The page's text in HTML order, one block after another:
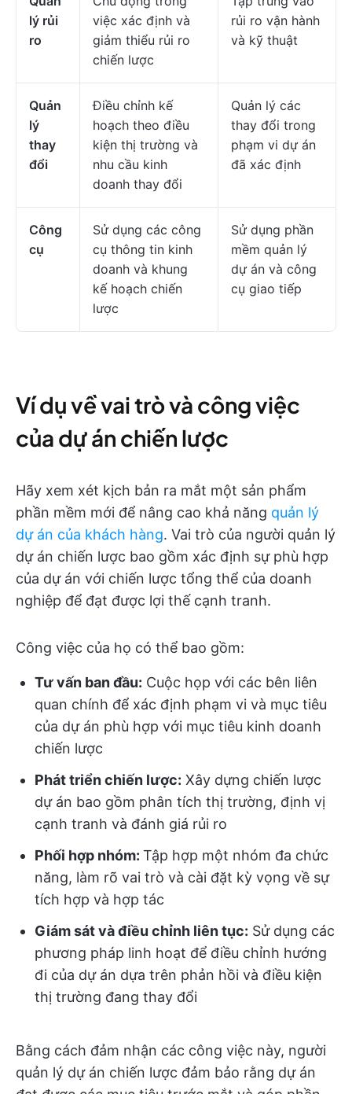
lý rủi
ro
việc xác định và
giảm thiểu rủi ro
chiến lược
rủi ro vận hành
và kỹ thuật
Quản
lý
thay
đổi
Điều chỉnh kế
hoạch theo điều
kiện thị trường và
nhu cầu kinh
doanh thay đổi
Quản lý các
thay đổi trong
phạm vi dự án
đã xác định
Công
cụ
Sử dụng các công
cụ thông tin kinh
doanh và khung
kế hoạch chiến
lược
Sử dụng phần
mềm quản lý
dự án và công
cụ giao tiếp
Ví dụ về vai trò và công việc
của dự án chiến lược
Hãy xem xét kịch bản ra mắt một sản phẩm
phần mềm mới để nâng cao khả năng quản lý
dự án của khách hàng. Vai trò của người quản lý
dự án chiến lược bao gồm xác định sự phù hợp
của dự án với chiến lược tổng thể của doanh
nghiệp để đạt được lợi thế cạnh tranh.
Công việc của họ có thể bao gồm:
Tư vấn ban đầu: Cuộc họp với các bên liên
quan chính để xác định phạm vi và mục tiêu
của dự án phù hợp với mục tiêu kinh doanh
chiến lược
Phát triển chiến lược: Xây dựng chiến lược
dự án bao gồm phân tích thị trường, định vị
cạnh tranh và đánh giá rủi ro
Phối hợp nhóm: Tập hợp một nhóm đa chức
năng, làm rõ vai trò và cài đặt kỳ vọng về sự
tích hợp và hợp tác
Giám sát và điều chỉnh liên tục: Sử dụng các
phương pháp linh hoạt để điều chỉnh hướng
đi của dự án dựa trên phản hồi và điều kiện
thị trường đang thay đổi
Bằng cách đảm nhận các công việc này, người
quản lý dự án chiến lược đảm bảo rằng dự án